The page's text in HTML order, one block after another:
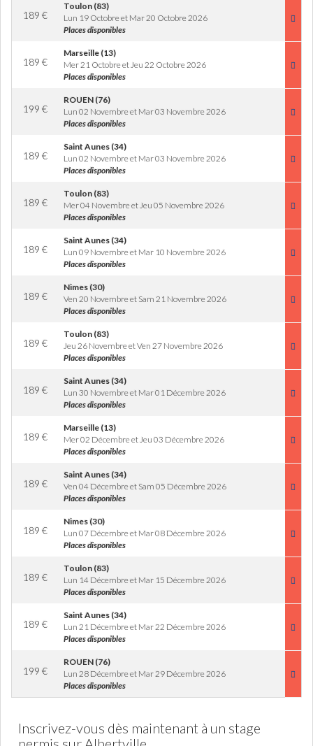
189 €
Toulon (83)
Lun 19 Octobre et Mar 20 Octobre 2026
Places disponibles
189 €
Marseille (13)
Mer 21 Octobre et Jeu 22 Octobre 2026
Places disponibles
199 €
ROUEN (76)
Lun 02 Novembre et Mar 03 Novembre 2026
Places disponibles
189 €
Saint Aunes (34)
Lun 02 Novembre et Mar 03 Novembre 2026
Places disponibles
189 €
Toulon (83)
Mer 04 Novembre et Jeu 05 Novembre 2026
Places disponibles
189 €
Saint Aunes (34)
Lun 09 Novembre et Mar 10 Novembre 2026
Places disponibles
189 €
Nimes (30)
Ven 20 Novembre et Sam 21 Novembre 2026
Places disponibles
189 €
Toulon (83)
Jeu 26 Novembre et Ven 27 Novembre 2026
Places disponibles
189 €
Saint Aunes (34)
Lun 30 Novembre et Mar 01 Décembre 2026
Places disponibles
189 €
Marseille (13)
Mer 02 Décembre et Jeu 03 Décembre 2026
Places disponibles
189 €
Saint Aunes (34)
Ven 04 Décembre et Sam 05 Décembre 2026
Places disponibles
189 €
Nimes (30)
Lun 07 Décembre et Mar 08 Décembre 2026
Places disponibles
189 €
Toulon (83)
Lun 14 Décembre et Mar 15 Décembre 2026
Places disponibles
189 €
Saint Aunes (34)
Lun 21 Décembre et Mar 22 Décembre 2026
Places disponibles
199 €
ROUEN (76)
Lun 28 Décembre et Mar 29 Décembre 2026
Places disponibles
Inscrivez-vous dès maintenant à un stage